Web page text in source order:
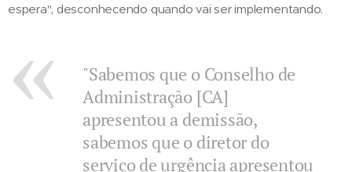
espera", desconhecendo quando vai ser implementando.
"Sabemos que o Conselho de
Administração [CA]
apresentou a demissão,
sabemos que o diretor do
serviço de urgência apresentou